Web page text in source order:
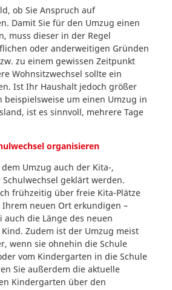
ob Sie Anspruch auf
Damit Sie für den Umzug einen
muss dieser in der Regel
oder anderweitigen Gründen
zu einem gewissen Zeitpunkt
Wohnsitzwechsel sollte ein
Ist Ihr Haushalt jedoch größer
beispielsweise um einen Umzug in
ist es sinnvoll, mehrere Tage
organisieren
Umzug auch der Kita-,
geklärt werden.
frühzeitig über freie Kita-Plätze
neuen Ort erkundigen –
auch die Länge des neuen
Zudem ist der Umzug meist
wenn sie ohnehin die Schule
vom Kindergarten in die Schule
Sie außerdem die aktuelle
Kindergarten über den